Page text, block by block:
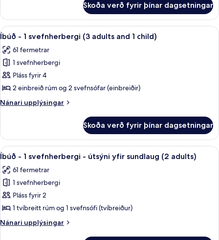
Adults
2
Children)
-
svefnherbergi
Adults
+
Children)
Skoða verð fyrir þínar dagsetningar
Skoða
allar
myndir
fyrir
Íbúð
-
1
svefnherbergi
adults
and
1
child)
Ofnæmisprófaður sængurfatnaður,
11
Íbúð - 1 svefnherbergi (3 adults and 1 child)
61 fermetrar
1 svefnherbergi
Pláss fyrir 4
2 einbreið rúm og 2 svefnsófar (einbreiðir)
Nánari upplýsingar
Nánari
-
svefnherbergi
adults
and
child)
Skoða verð fyrir þínar dagsetningar
Skoða
allar
myndir
fyrir
Íbúð
-
1
svefnherbergi
Ofnæmisprófaður sængurfatnaður,
5
Íbúð - 1 svefnherbergi - útsýni yfir sundlaug (2 adults)
61 fermetrar
1 svefnherbergi
Pláss fyrir 2
1 tvíbreitt rúm og 1 svefnsófi (tvíbreiður)
Nánari upplýsingar
Nánari